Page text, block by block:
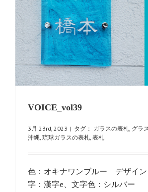
VOICE_vol39
3月 23rd, 2023 | タグ： ガラスの表札, グラ
沖縄, 琉球ガラスの表札, 表札
色：オキナワンブルー デザイン
字：漢字e、文字色：シルバー